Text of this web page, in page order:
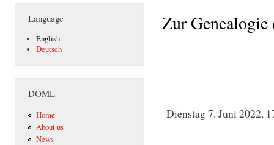
Language
English
Deutsch
DOML
Home
About us
News
Zur
Dienstag 7. Juni 2022,